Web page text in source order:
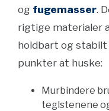
og fugemasser.
rigtige materialer
holdbart og
punkter at huske:
Murbindere
teglstenene